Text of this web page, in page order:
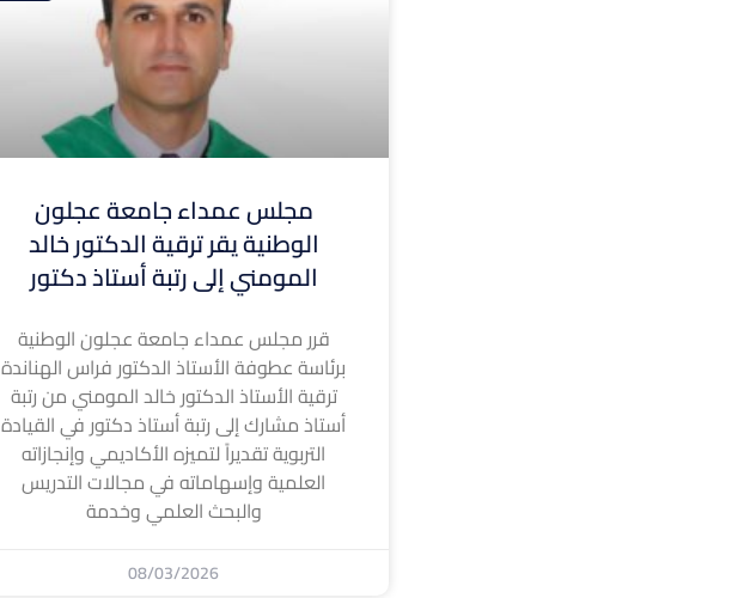
مجلس عمداء جامعة عجلون
الوطنية يقر ترقية الدكتور خالد
المومني إلى رتبة أستاذ دكتور
قرر مجلس عمداء جامعة عجلون الوطنية
برئاسة عطوفة الأستاذ الدكتور فراس الهناندة
ترقية الأستاذ الدكتور خالد المومني من رتبة
أستاذ مشارك إلى رتبة أستاذ دكتور في القيادة
التربوية تقديراً لتميزه الأكاديمي وإنجازاته
العلمية وإسهاماته في مجالات التدريس
والبحث العلمي وخدمة
08/03/2026